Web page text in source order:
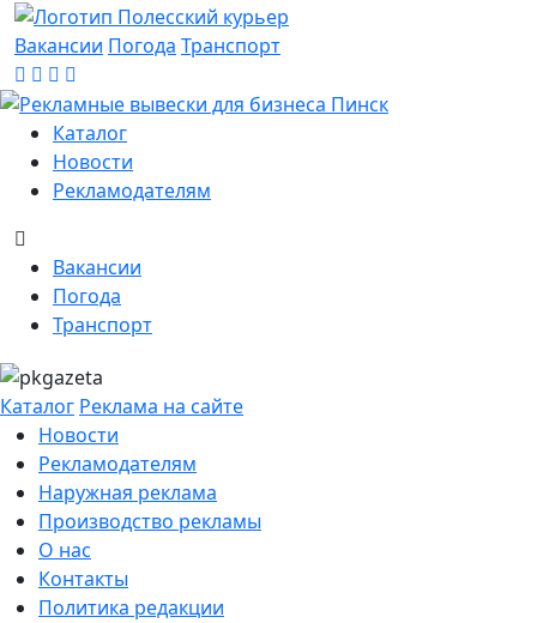
Вакансии Погода Транспорт
Каталог
Новости
Рекламодателям
Вакансии
Погода
Транспорт
Каталог Реклама на сайте
Новости
Рекламодателям
Наружная реклама
Производство рекламы
О нас
Контакты
Политика редакции